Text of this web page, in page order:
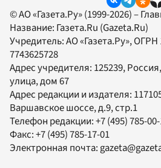
© АО «Газета.Ру» (1999-2026) –
Название: Газета.Ru (Gazeta.Ru)
Учредитель:АО «Газета.Ру», ОГРН
7743625728
Адрес учредителя: 125239,
улица, дом 67
Адрес редакции и издателя:
Варшавское шоссе, д.9, стр.1
Телефон редакции:+7 (495) 785-
Факс:+7 (495) 785-17-01
Электронная почта: